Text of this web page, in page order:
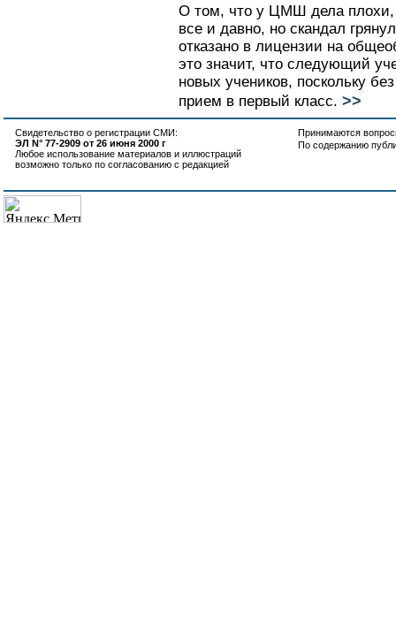
О том, что у ЦМШ дела плохи,
все и давно, но скандал
отказано в лицензии на
это значит, что следующий
новых учеников, поскольку
прием в первый класс. >>
Свидетельство о регистрации СМИ:
ЭЛ N° 77-2909 от 26 июня 2000 г
Любое использование материалов и иллюстраций
возможно только по согласованию с редакцией
Принимаются
По содержанию